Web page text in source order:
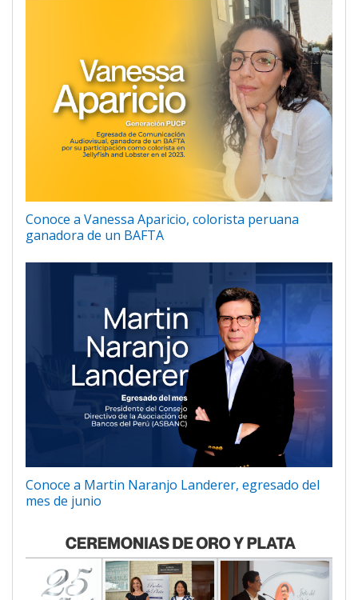
Conoce a Vanessa Aparicio, colorista peruana
ganadora de un BAFTA
Conoce a Martin Naranjo Landerer, egresado del
mes de junio